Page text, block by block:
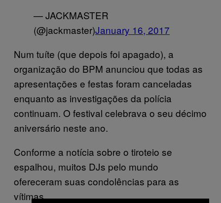
— JACKMASTER
(@jackmaster)January 16, 2017
Num tuíte (que depois foi apagado), a
organização do BPM anunciou que todas as
apresentações e festas foram canceladas
enquanto as investigações da polícia
continuam. O festival celebrava o seu décimo
aniversário neste ano.
Conforme a notícia sobre o tiroteio se
espalhou, muitos DJs pelo mundo
ofereceram suas condolências para as
vítimas.